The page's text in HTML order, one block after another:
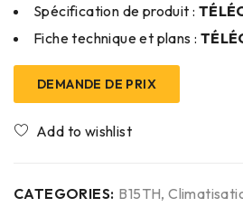
Spécification de produit :
Fiche technique et plans :
DEMANDE DE PRIX
CATEGORIES: B15TH,